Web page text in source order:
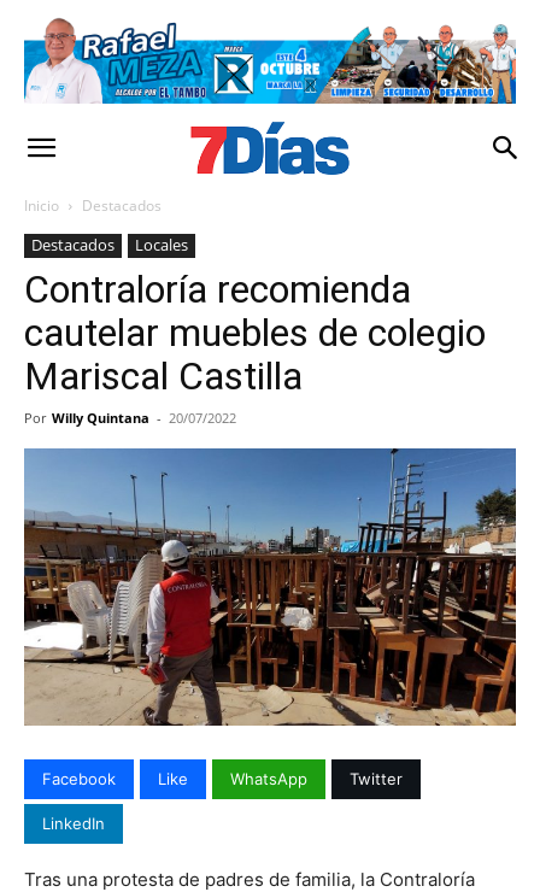
Inicio Destacados
Destacados Locales
Contraloría recomienda
cautelar muebles de colegio
Mariscal Castilla
Por Willy Quintana - 20/07/2022
Facebook Like WhatsApp Twitter
LinkedIn
Tras una protesta de padres de familia, la Contraloría